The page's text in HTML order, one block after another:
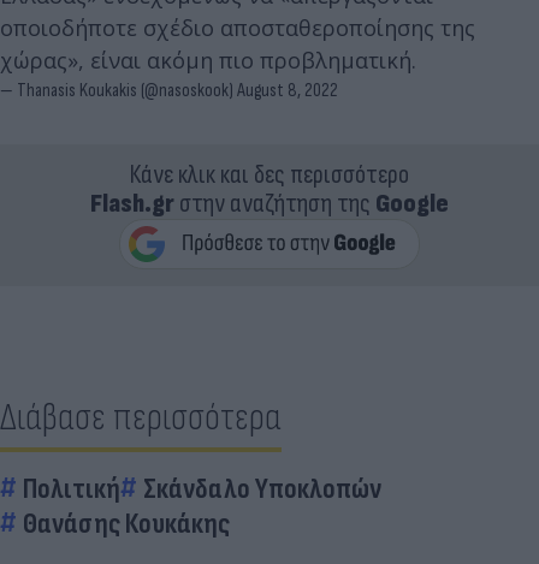
οποιοδήποτε σχέδιο αποσταθεροποίησης της
χώρας», είναι ακόμη πιο προβληματική.
— Thanasis Koukakis (@nasoskook) August 8, 2022
Κάνε κλικ και δες περισσότερο
Flash.grστην αναζήτηση της Google
Διάβασε περισσότερα
Πολιτική
Σκάνδαλο Υποκλοπών
Θανάσης Κουκάκης